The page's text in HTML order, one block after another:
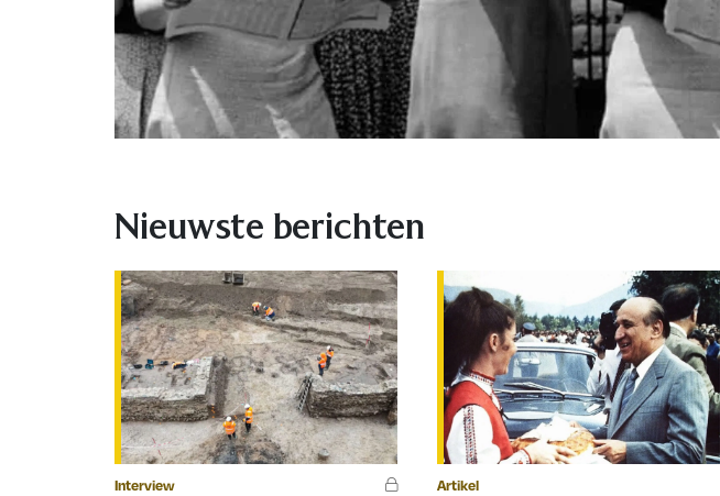
Nieuwste berichten
Interview Artikel